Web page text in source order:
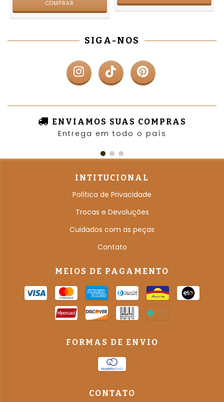
SIGA-NOS
ENVIAMOS SUAS COMPRAS
Entrega em todo o país
INTITUCIONAL
Política de Privacidade
Trocas e Devoluções
Cuidados com as peças
Contato
MEIOS DE PAGAMENTO
FORMAS DE ENVIO
CONTATO